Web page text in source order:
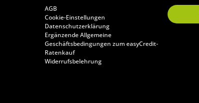
AGB
Cookie-Einstellungen
Datenschutzerklärung
Ergänzende Allgemeine
Geschäftsbedingungen zum easyCredit-
Ratenkauf
Widerrufsbelehrung